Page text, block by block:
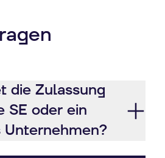
die Zulassung
SE oder ein